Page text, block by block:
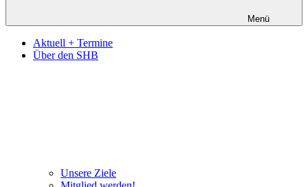
Menü
Aktuell + Termine
Über den SHB
Unsere Ziele